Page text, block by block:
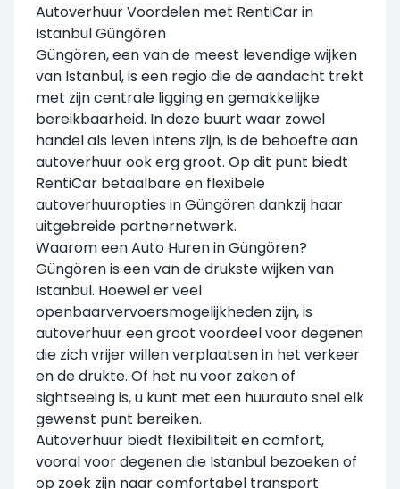
Autoverhuur Voordelen met RentiCar in
Istanbul Güngören
Güngören, een van de meest levendige wijken
van Istanbul, is een regio die de aandacht trekt
met zijn centrale ligging en gemakkelijke
bereikbaarheid. In deze buurt waar zowel
handel als leven intens zijn, is de behoefte aan
autoverhuur ook erg groot. Op dit punt biedt
RentiCar betaalbare en flexibele
autoverhuuropties in Güngören dankzij haar
uitgebreide partnernetwerk.
Waarom een Auto Huren in Güngören?
Güngören is een van de drukste wijken van
Istanbul. Hoewel er veel
openbaarvervoersmogelijkheden zijn, is
autoverhuur een groot voordeel voor degenen
die zich vrijer willen verplaatsen in het verkeer
en de drukte. Of het nu voor zaken of
sightseeing is, u kunt met een huurauto snel elk
gewenst punt bereiken.
Autoverhuur biedt flexibiliteit en comfort,
vooral voor degenen die Istanbul bezoeken of
op zoek zijn naar comfortabel transport